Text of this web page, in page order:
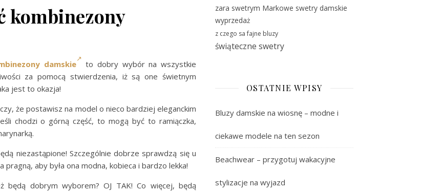
kombinezony
damskie
to dobry wybór na wszystkie
za pomocą stwierdzenia, iż są one świetnym
jest to okazja!
że postawisz na model o nieco bardziej eleganckim
chodzi o górną część, to mogą być to ramiączka,
niezastąpione! Szczególnie dobrze sprawdzą się u
aby była ona modna, kobieca i bardzo lekka!
będą dobrym wyborem? OJ TAK! Co więcej, będą
zara swetrym Markowe swetry damskie
wyprzedaż
z czego sa fajne bluzy
świąteczne swetry
OSTATNIE WPISY
Bluzy damskie na wiosnę – modne i
ciekawe modele na ten sezon
Beachwear – przygotuj wakacyjne
stylizacje na wyjazd